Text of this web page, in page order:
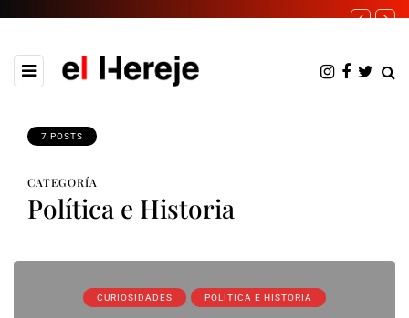
7 POSTS
CATEGORÍA
Política e Historia
CURIOSIDADES POLÍTICA E HISTORIA